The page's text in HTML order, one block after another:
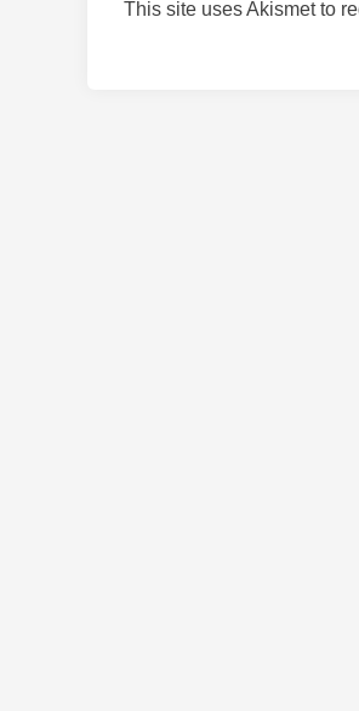
This site uses Akismet to